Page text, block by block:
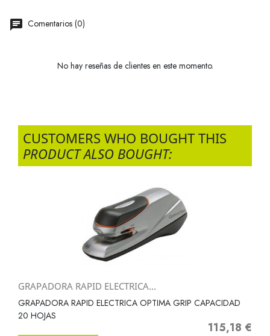
Comentarios (0)
No hay reseñas de clientes en este momento.
CUSTOMERS WHO BOUGHT THIS
PRODUCT ALSO BOUGHT:
GRAPADORA RAPID ELECTRICA...
GRAPADORA RAPID ELECTRICA OPTIMA GRIP CAPACIDAD
20 HOJAS
Precio
115,18 €